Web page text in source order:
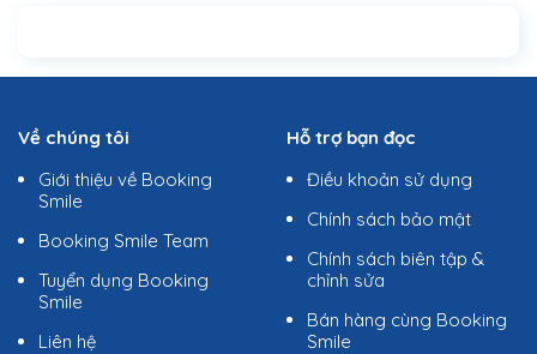
Về chúng tôi
Giới thiệu về Booking
Smile
Booking Smile Team
Tuyển dụng Booking
Smile
Liên hệ
Hỗ trợ bạn đọc
Điều khoản sử dụng
Chính sách bảo mật
Chính sách biên tập &
chỉnh sửa
Bán hàng cùng Booking
Smile